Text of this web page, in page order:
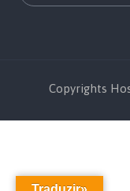
Copyrights